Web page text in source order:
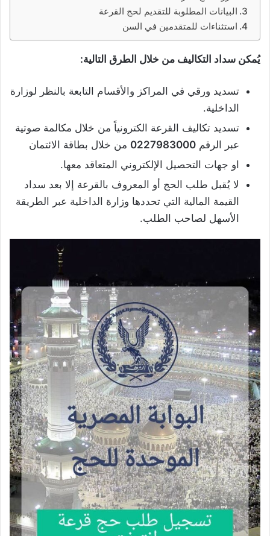
البيانات المطلوبة للتقديم لحج القرعة
استثناءات للمتقدمين في السن
يُمكن سداد التكاليف من خلال الطرق التالية:
تسديد ورقي في المراكز والأقسام التابعة بالنظر لوزارة
الداخلية.
تسديد تكاليف القرعة الكترونياً من خلال مكالمة صوتية
عبر الرقم 0227983000 من خلال بطاقة الائتمان
او جهات التحصيل الإلكتروني المتعاقد معها.
لا يُقبل طلب الحج أو المعروف بالقرعة إلا بعد سداد
القيمة المالية التي تحددها وزارة الداخلية عبر الطريقة
الأسهل لصاحب الطلب.